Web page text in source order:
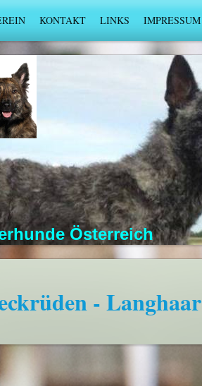
KONTAKT LINKS IMPRESSUM
Österreich
- Langhaar